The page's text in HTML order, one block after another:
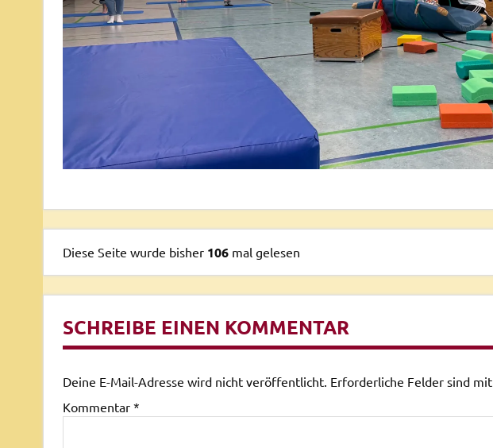
Diese Seite wurde bisher106 mal gelesen
SCHREIBE EINEN KOMMENTAR
Deine E-Mail-Adresse wird nicht veröffentlicht. Erforderliche Felder sind mit
Kommentar *